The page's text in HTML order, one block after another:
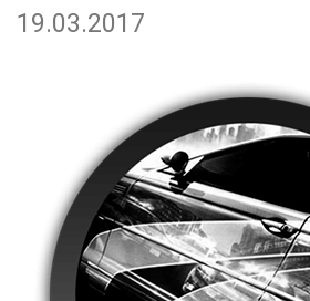
19.03.2017